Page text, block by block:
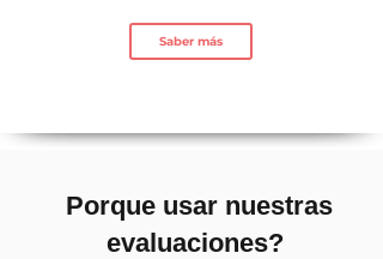
Saber más
Porque usar nuestras
evaluaciones?